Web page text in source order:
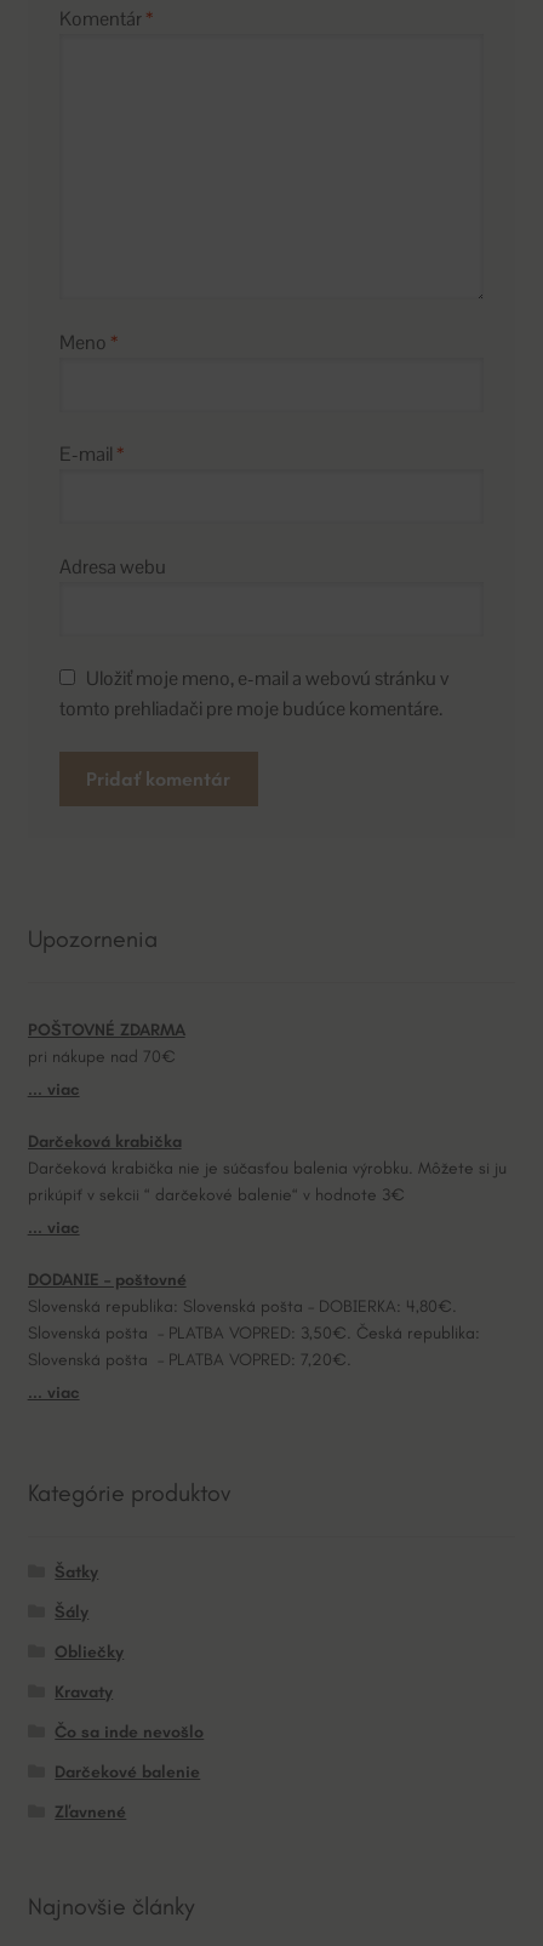
Komentár*
Meno *
E-mail *
Adresa webu
Uložiť moje meno, e-mail a webovú stránku v
tomto prehliadači pre moje budúce komentáre.
r
t
i
v
:
Upozornenia
POŠTOVNÉ ZDARMA
pri nákupe nad 70€
... viac
Darčeková krabička
Darčeková krabička nie je súčasťou balenia výrobku. Môžete si ju
prikúpiť v sekcii “ darčekové balenie“ v hodnote 3€
... viac
DODANIE – poštovné
Slovenská republika: Slovenská pošta – DOBIERKA: 4,80€.
Slovenská pošta – PLATBA VOPRED: 3,50€. Česká republika:
Slovenská pošta – PLATBA VOPRED: 7,20€.
... viac
Kategórie produktov
Šatky
Šály
Obliečky
Kravaty
Čo sa inde nevošlo
Darčekové balenie
Zľavnené
Najnovšie články